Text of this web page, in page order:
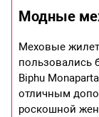
Модные
Меховые
пользовались
Biphu
отличным
роскошной